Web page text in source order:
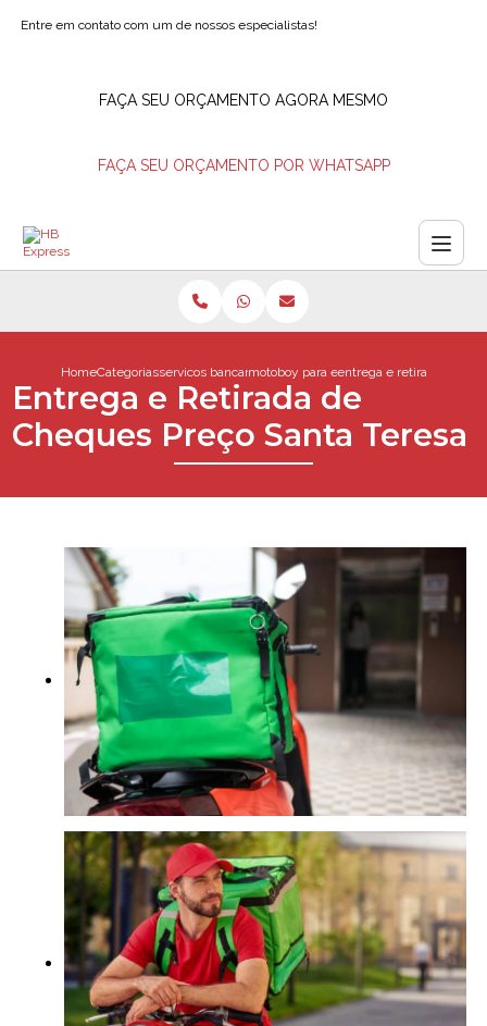
Entre em contato com um de nossos especialistas!
FAÇA SEU ORÇAMENTO AGORA MESMO
FAÇA SEU ORÇAMENTO POR WHATSAPP
HomeCategoriasservicos bancariosmotoboy para entrega de envelopes
entrega e retirada de
Entrega e Retirada de
Cheques Preço Santa Teresa